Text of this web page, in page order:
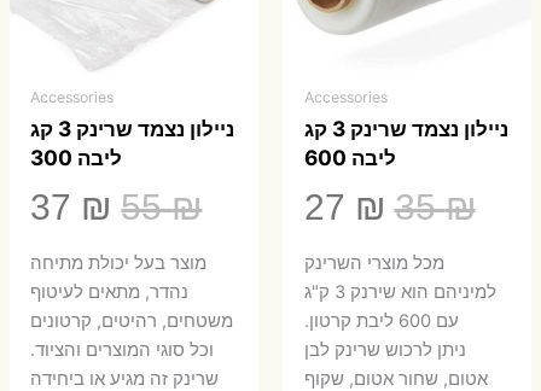
Accessories
ניילון נצמד שרינק 3 קג
ליבה 600
35₪
המחיר
המקורי
היה:
35 ₪.
27 ₪
הנוכחי
הוא:
מכל מוצרי השרינק
למיניהם הוא שירנק 3 ק"ג
עם 600 ליבת קרטון.
ניתן לרכוש שרינק לבן
אטום, שחור אטום, שקוף
Accessories
ניילון נצמד שרינק 3 קג
ליבה 300
55₪
המחיר
המקורי
היה:
55 ₪.
37 ₪
₪.
מוצר בעל יכולת מתיחה
נהדר, מתאים לעיטוף
משטחים, רהיטים, קרטונים
וכל סוגי המוצרים והציוד.
שרינק זה מגיע או ביחידה